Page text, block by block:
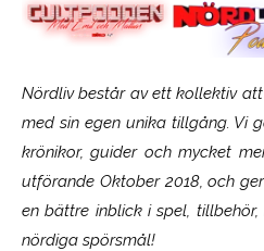
Nördliv består av ett kollektiv
med sin egen unika tillgång. Vi
krönikor, guider och mycket
utförande Oktober 2018, och
en bättre inblick i spel,
nördiga spörsmål!